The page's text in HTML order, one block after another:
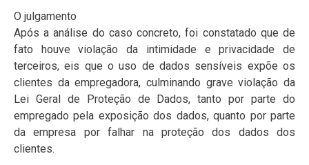
O julgamento
Após a análise do caso concreto, foi constatado que de
fato houve violação da intimidade e privacidade de
terceiros, eis que o uso de dados sensíveis expõe os
clientes da empregadora, culminando grave violação da
Lei Geral de Proteção de Dados, tanto por parte do
empregado pela exposição dos dados, quanto por parte
da empresa por falhar na proteção dos dados dos
clientes.